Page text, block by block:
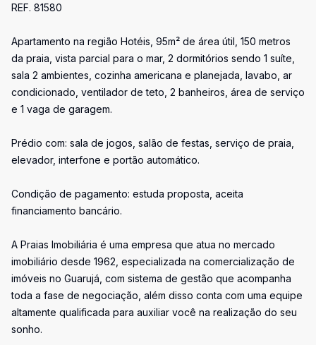
REF. 81580
Apartamento na região Hotéis, 95m² de área útil, 150 metros
da praia, vista parcial para o mar, 2 dormitórios sendo 1 suíte,
sala 2 ambientes, cozinha americana e planejada, lavabo, ar
condicionado, ventilador de teto, 2 banheiros, área de serviço
e 1 vaga de garagem.
Prédio com: sala de jogos, salão de festas, serviço de praia,
elevador, interfone e portão automático.
Condição de pagamento: estuda proposta, aceita
financiamento bancário.
A Praias Imobiliária é uma empresa que atua no mercado
imobiliário desde 1962, especializada na comercialização de
imóveis no Guarujá, com sistema de gestão que acompanha
toda a fase de negociação, além disso conta com uma equipe
altamente qualificada para auxiliar você na realização do seu
sonho.